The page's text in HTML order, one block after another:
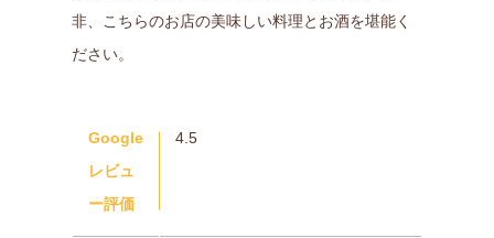
非、こちらのお店の美味しい料理とお酒を堪能く
ださい。
Google
レビュ
ー評価
4.5